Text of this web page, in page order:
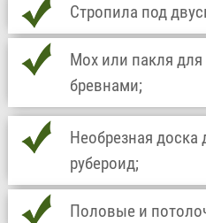
Стропила под
Мох или пакля
бревнами;
Необрезная
рубероид;
Половые и